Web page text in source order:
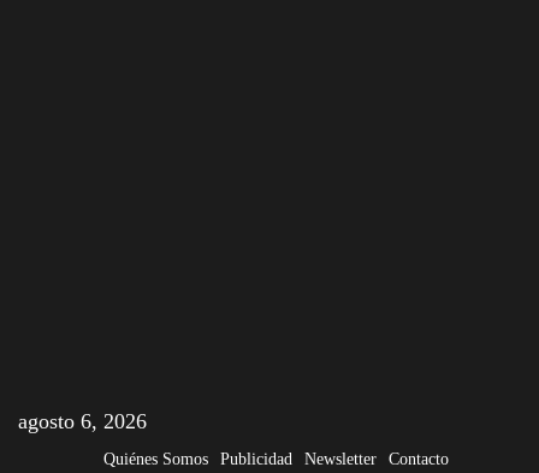
agosto 6, 2026
Quiénes Somos Publicidad Newsletter Contacto